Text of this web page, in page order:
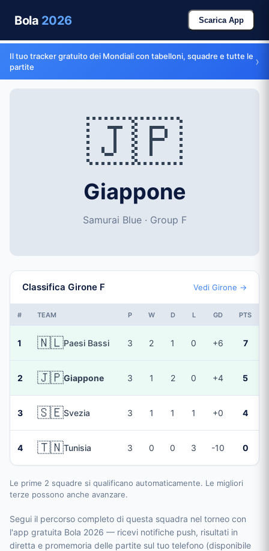
Bola 2026 Scarica App
Il tuo tracker gratuito dei Mondiali con tabelloni, squadre e tutte le
partite
›
🇯🇵
Giappone
Samurai Blue · Group F
Classifica Girone F Vedi Girone →
# TEAM P W D L GD PTS
1 🇳🇱Paesi Bassi 3 2 1 0 +6 7
2 🇯🇵Giappone 3 1 2 0 +4 5
3 🇸🇪Svezia 3 1 1 1 +0 4
4 🇹🇳Tunisia 3 0 0 3 -10 0
Le prime 2 squadre si qualificano automaticamente. Le migliori
terze possono anche avanzare.
Segui il percorso completo di questa squadra nel torneo con
l'app gratuita Bola 2026 — ricevi notifiche push, risultati in
diretta e promemoria delle partite sul tuo telefono (disponibile